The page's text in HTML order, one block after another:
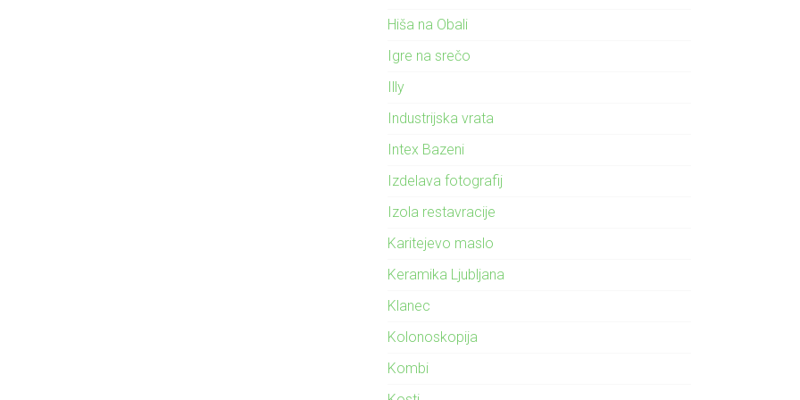
Hiša na Obali
Igre na srečo
Illy
Industrijska vrata
Intex Bazeni
Izdelava fotografij
Izola restavracije
Karitejevo maslo
Keramika Ljubljana
Klanec
Kolonoskopija
Kombi